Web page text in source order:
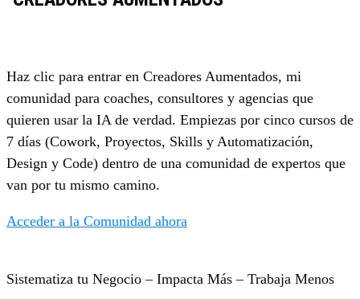
Haz clic para entrar en Creadores Aumentados, mi
comunidad para coaches, consultores y agencias que
quieren usar la IA de verdad. Empiezas por cinco cursos de
7 días (Cowork, Proyectos, Skills y Automatización,
Design y Code) dentro de una comunidad de expertos que
van por tu mismo camino.
Acceder a la Comunidad ahora
Sistematiza tu Negocio – Impacta Más – Trabaja Menos